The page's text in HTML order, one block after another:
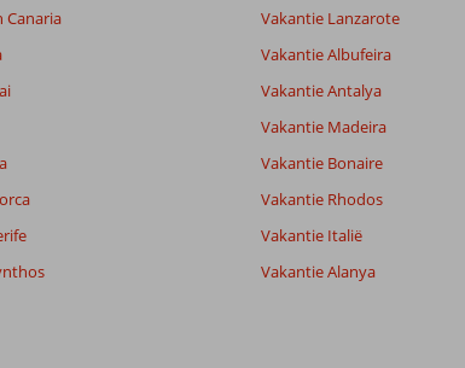
7,6
reisgezelschap
Sorteren op
Canaria
Vakantie Lanzarote
Vakantie Albufeira
Vakantie Antalya
Vakantie Madeira
Vakantie Bonaire
Vakantie Rhodos
Vakantie Italië
Vakantie Alanya